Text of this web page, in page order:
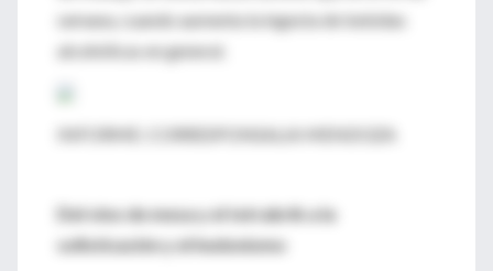
semana, cuando aumenta la ingesta de bebidas
alcohólicas en general.
INFORME: CORRESPONSALIA MENDOZA
Del vino de mesa y el tetrabrik a la
sofisticación y el hedonismo